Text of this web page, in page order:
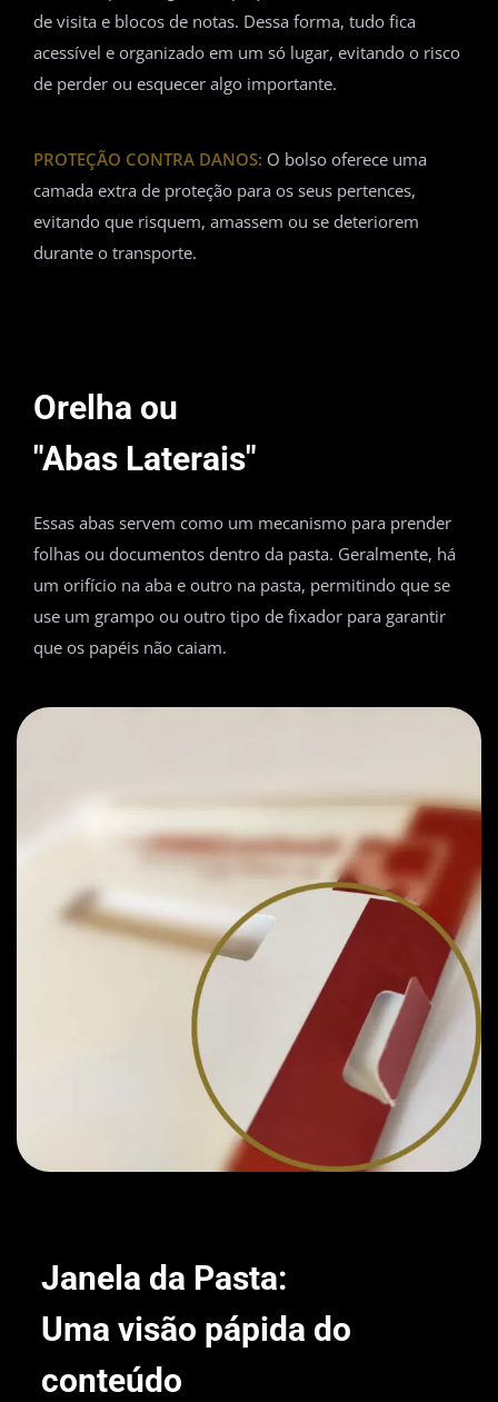
de visita e blocos de notas. Dessa forma, tudo fica
acessível e organizado em um só lugar, evitando o risco
de perder ou esquecer algo importante.
PROTEÇÃO CONTRA DANOS: O bolso oferece uma
camada extra de proteção para os seus pertences,
evitando que risquem, amassem ou se deteriorem
durante o transporte.
Orelha ou
"Abas Laterais"
Essas abas servem como um mecanismo para prender
folhas ou documentos dentro da pasta. Geralmente, há
um orifício na aba e outro na pasta, permitindo que se
use um grampo ou outro tipo de fixador para garantir
que os papéis não caiam.
Janela da Pasta:
Uma visão pápida do
conteúdo